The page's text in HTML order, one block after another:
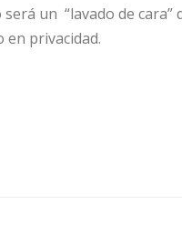
un “lavado de
privacidad.